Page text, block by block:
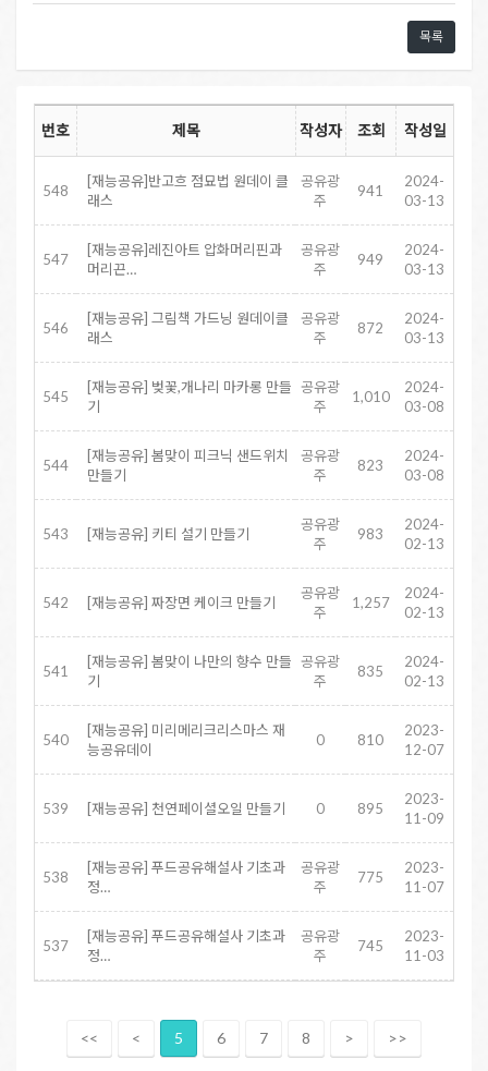
목록
번호 제목 작성자 조회 작성일
548
[재능공유]반고흐 점묘법 원데이 클
래스
공유광
주
941
2024-
03-13
547
[재능공유]레진아트 압화머리핀과
머리끈…
공유광
주
949
2024-
03-13
546
[재능공유] 그림책 가드닝 원데이클
래스
공유광
주
872
2024-
03-13
545
[재능공유] 벚꽃,개나리 마카롱 만들
기
공유광
주
1,010
2024-
03-08
544
[재능공유] 봄맞이 피크닉 샌드위치
만들기
공유광
주
823
2024-
03-08
543 [재능공유] 키티 설기 만들기
공유광
주
983
2024-
02-13
542 [재능공유] 짜장면 케이크 만들기
공유광
주
1,257
2024-
02-13
541
[재능공유] 봄맞이 나만의 향수 만들
기
공유광
주
835
2024-
02-13
540
[재능공유] 미리메리크리스마스 재
능공유데이
0 810
2023-
12-07
539 [재능공유] 천연페이셜오일 만들기 0 895
2023-
11-09
538
[재능공유] 푸드공유해설사 기초과
정…
공유광
주
775
2023-
11-07
537
[재능공유] 푸드공유해설사 기초과
정…
공유광
주
745
2023-
11-03
<< < 5 6 7 8 > >>